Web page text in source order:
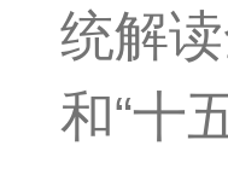
统解
和“十